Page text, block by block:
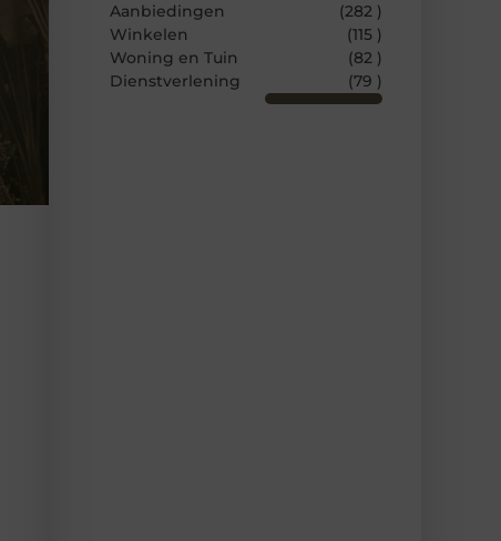
Aanbiedingen
(282 )
Winkelen
(115 )
Woning en Tuin
(82 )
Dienstverlening
(79 )